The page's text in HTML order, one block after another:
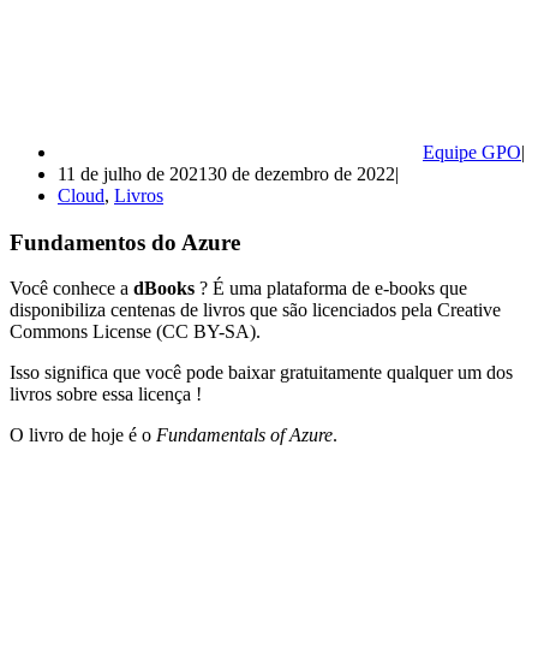
Equipe GPO
11 de julho de 202130 de dezembro de 2022
Cloud, Livros
Fundamentos do Azure
Você conhece a dBooks ? É uma plataforma de e-books que
disponibiliza centenas de livros que são licenciados pela Creative
Commons License (CC BY-SA).
Isso significa que você pode baixar gratuitamente qualquer um dos
livros sobre essa licença !
O livro de hoje é o Fundamentals of Azure.